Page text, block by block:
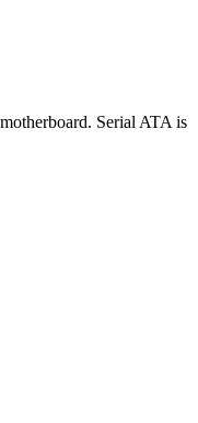
Serial ATA is